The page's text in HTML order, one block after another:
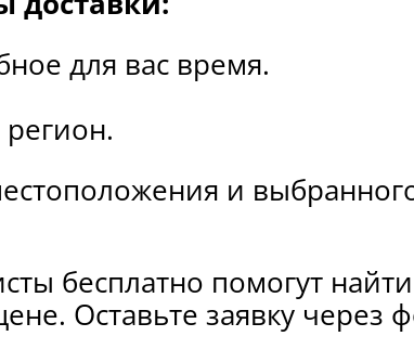
для вас время.
и
бесплатно помогут
Оставьте заявку